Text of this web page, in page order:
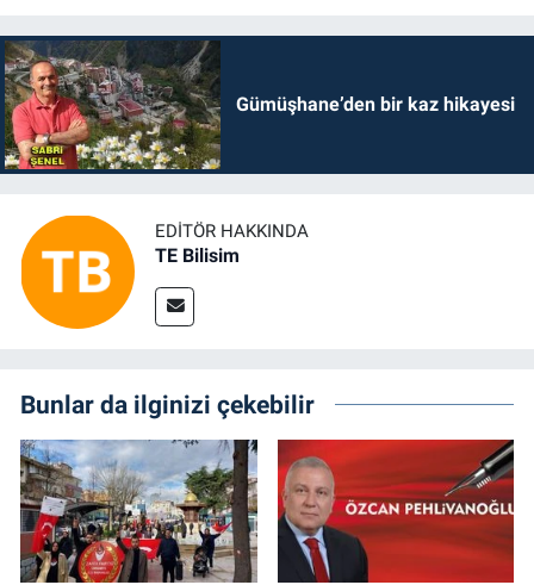
Gümüşhane’den bir kaz hikayesi
EDITÖR HAKKINDA
TE Bilisim
Bunlar da ilginizi çekebilir